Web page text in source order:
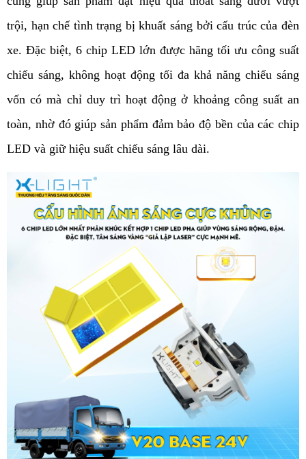
trội, hạn chế tình trạng bị khuất sáng bởi cấu trúc của đèn
xe. Đặc biệt, 6 chip LED lớn được hãng tối ưu công suất
chiếu sáng, không hoạt động tối đa khả năng chiếu sáng
vốn có mà chỉ duy trì hoạt động ở khoảng công suất an
toàn, nhờ đó giúp sản phẩm đảm bảo độ bền của các chip
LED và giữ hiệu suất chiếu sáng lâu dài.